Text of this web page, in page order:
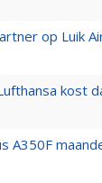
op Luik
kost
A350F